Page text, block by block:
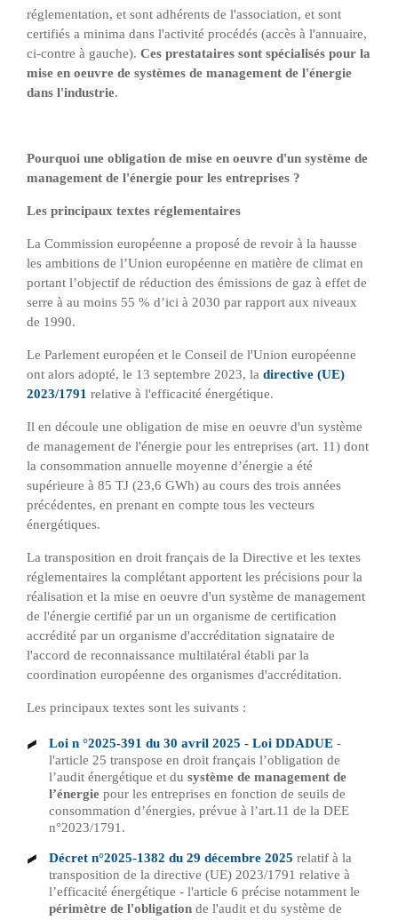
réglementation, et sont adhérents de l'association, et sont
certifiés a minima dans l'activité procédés (accès à l'annuaire,
ci-contre à gauche). Ces prestataires sont spécialisés pour la
mise en oeuvre de systèmes de management de l'énergie
dans l'industrie.
Pourquoi une obligation de mise en oeuvre d'un système de
management de l'énergie pour les entreprises ?
Les principaux textes réglementaires
La Commission européenne a proposé de revoir à la hausse
les ambitions de l’Union européenne en matière de climat en
portant l’objectif de réduction des émissions de gaz à effet de
serre à au moins 55 % d’ici à 2030 par rapport aux niveaux
de 1990.
Le Parlement européen et le Conseil de l'Union européenne
ont alors adopté, le 13 septembre 2023, la directive (UE)
2023/1791 relative à l'efficacité énergétique.
Il en découle une obligation de mise en oeuvre d'un système
de management de l'énergie pour les entreprises (art. 11) dont
la consommation annuelle moyenne d’énergie a été
supérieure à 85 TJ (23,6 GWh) au cours des trois années
précédentes, en prenant en compte tous les vecteurs
énergétiques.
La transposition en droit français de la Directive et les textes
réglementaires la complétant apportent les précisions pour la
réalisation et la mise en oeuvre d'un système de management
de l'énergie certifié par un un organisme de certification
accrédité par un organisme d'accréditation signataire de
l'accord de reconnaissance multilatéral établi par la
coordination européenne des organismes d'accréditation.
Les principaux textes sont les suivants :
Loi n °2025-391 du 30 avril 2025 - Loi DDADUE -
l'article 25 transpose en droit français l’obligation de
l’audit énergétique et du système de management de
l’énergiepour les entreprises en fonction de seuils de
consommation d’énergies, prévue à l’art.11 de la DEE
n°2023/1791.
Décret n°2025-1382 du 29 décembre 2025 relatif à la
transposition de la directive (UE) 2023/1791 relative à
l’efficacité énergétique - l'article 6 précise notamment le
périmètre de l'obligationde l'audit et du système de